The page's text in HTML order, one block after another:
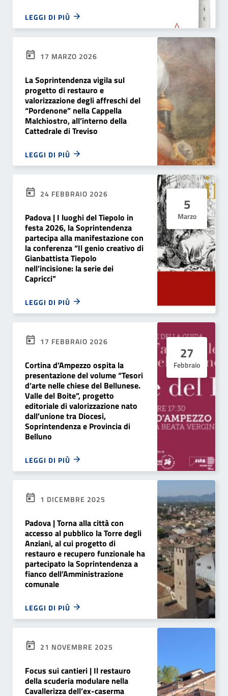
LEGGI DI PIÙ
17 MARZO 2026
La Soprintendenza vigila sul
progetto di restauro e
valorizzazione degli affreschi del
“Pordenone” nella Cappella
Malchiostro, all’interno della
Cattedrale di Treviso
LEGGI DI PIÙ
5
Marzo
24 FEBBRAIO 2026
Padova | I luoghi del Tiepolo in
festa 2026, la Soprintendenza
partecipa alla manifestazione con
la conferenza “Il genio creativo di
Gianbattista Tiepolo
nell’incisione: la serie dei
Capricci”
LEGGI DI PIÙ
27
Febbraio
17 FEBBRAIO 2026
Cortina d’Ampezzo ospita la
presentazione del volume “Tesori
d’arte nelle chiese del Bellunese.
Valle del Boite”, progetto
editoriale di valorizzazione nato
dall’unione tra Diocesi,
Soprintendenza e Provincia di
Belluno
LEGGI DI PIÙ
1 DICEMBRE 2025
Padova | Torna alla città con
accesso al pubblico la Torre degli
Anziani, al cui progetto di
restauro e recupero funzionale ha
partecipato la Soprintendenza a
fianco dell’Amministrazione
comunale
LEGGI DI PIÙ
21 NOVEMBRE 2025
Focus sui cantieri | Il restauro
della scuderia modulare nella
Cavallerizza dell’ex-caserma